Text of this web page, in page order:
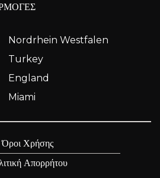
Nordrhein Westfalen
Turkey
England
Miami
Όροι Χρήσης
Απορρήτου